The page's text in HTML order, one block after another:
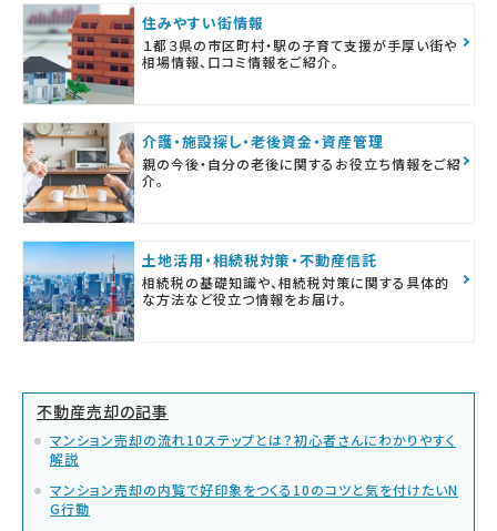
住みやすい街情報
１都３県の市区町村・駅の子育て支援が手厚い街や
相場情報、口コミ情報をご紹介。
介護・施設探し・老後資金・資産管理
親の今後・自分の老後に関するお役立ち情報をご紹
介。
土地活用・相続税対策・不動産信託
相続税の基礎知識や、相続税対策に関する具体的
な方法など役立つ情報をお届け。
不動産売却の記事
マンション売却の流れ10ステップとは？初心者さんにわかりやすく
解説
マンション売却の内覧で好印象をつくる10のコツと気を付けたいN
G行動